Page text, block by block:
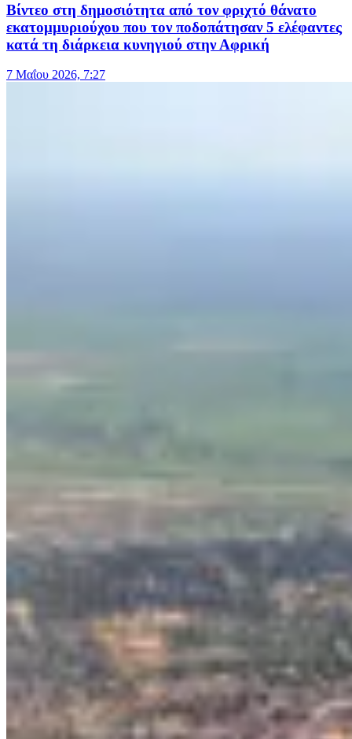
Βίντεο στη δημοσιότητα από τον φριχτό θάνατο
εκατομμυριούχου που τον ποδοπάτησαν 5 ελέφαντες
κατά τη διάρκεια κυνηγιού στην Αφρική
7 Μαΐου 2026, 7:27